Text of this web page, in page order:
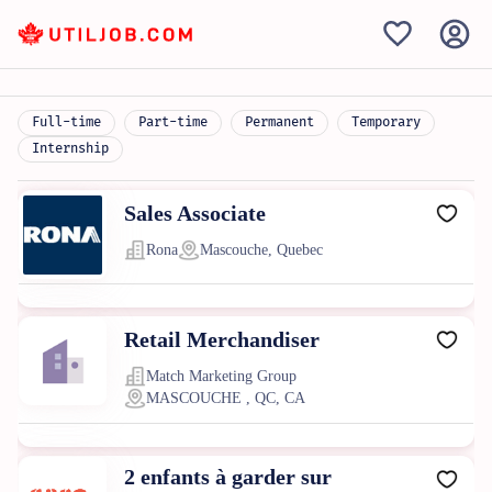
Full-time Part-time Permanent
Temporary
Internship
Sales Associate
Rona Mascouche, Quebec
Retail Merchandiser
Match Marketing Group
MASCOUCHE , QC, CA
2 enfants à garder sur